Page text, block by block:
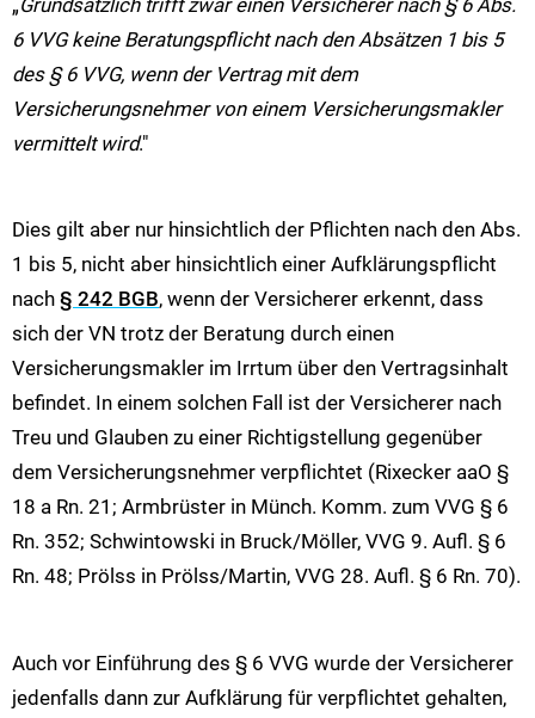
6 VVG keine Beratungspflicht nach den Absätzen 1 bis 5
des § 6 VVG, wenn der Vertrag mit dem
Versicherungsnehmer von einem Versicherungsmakler
vermittelt wird."
Dies gilt aber nur hinsichtlich der Pflichten nach den Abs.
1 bis 5, nicht aber hinsichtlich einer Aufklärungspflicht
nach § 242 BGB, wenn der Versicherer erkennt, dass
sich der VN trotz der Beratung durch einen
Versicherungsmakler im Irrtum über den Vertragsinhalt
befindet. In einem solchen Fall ist der Versicherer nach
Treu und Glauben zu einer Richtigstellung gegenüber
dem Versicherungsnehmer verpflichtet (Rixecker aaO §
18 a Rn. 21; Armbrüster in Münch. Komm. zum VVG § 6
Rn. 352; Schwintowski in Bruck/Möller, VVG 9. Aufl. § 6
Rn. 48; Prölss in Prölss/Martin, VVG 28. Aufl. § 6 Rn. 70).
Auch vor Einführung des § 6 VVG wurde der Versicherer
jedenfalls dann zur Aufklärung für verpflichtet gehalten,